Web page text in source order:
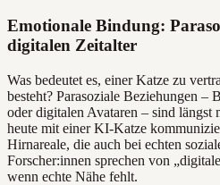
Emotionale Bindung:
digitalen Zeitalter
Was bedeutet es, einer Katze zu
besteht? Parasoziale Beziehungen –
oder digitalen Avataren – sind längst
heute mit einer KI-Katze
Hirnareale, die auch bei echten
Forscher:innen sprechen von
wenn echte Nähe fehlt.